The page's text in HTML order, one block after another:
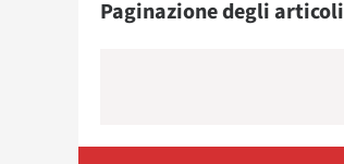
Paginazione degli articoli